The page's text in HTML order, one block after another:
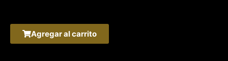
Agregar al carrito